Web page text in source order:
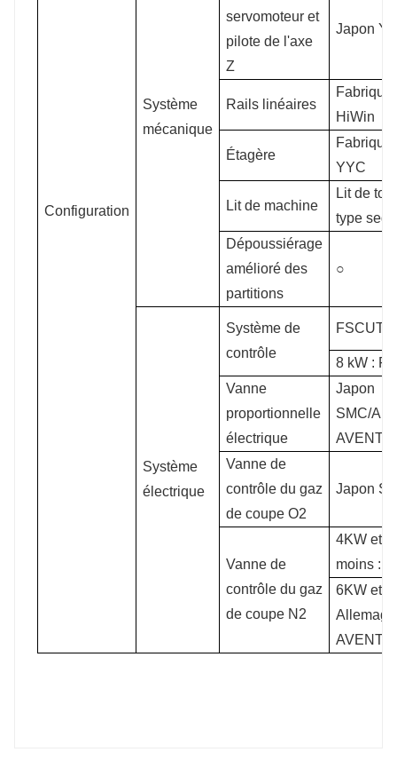
Configuration
Système
mécanique
servomoteur et
pilote de l'axe
Z
Japon
Rails linéaires
Fabriqué
HiWin
Étagère
Fabriqué
YYC
Lit de machine
Lit de
type
Dépoussiérage
amélioré des
partitions
○
Système
électrique
Système de
contrôle
8 kW :
Vanne
proportionnelle
électrique
Japon
SMC/
Vanne de
contrôle du gaz
de coupe O2
Japon
Vanne de
contrôle du gaz
de coupe N2
4KW et
moins :
6KW et